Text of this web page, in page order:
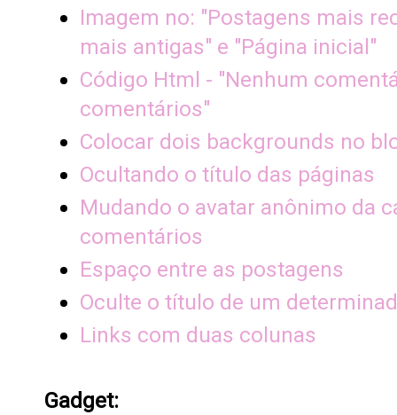
Imagem no: "Postagens mais
mais antigas" e "Página inicial"
Código Html - "Nenhum
comentários"
Colocar dois backgrounds no
Ocultando o título das páginas
Mudando o avatar anônimo da
comentários
Espaço entre as postagens
Oculte o título de um
Links com duas colunas
Gadget: